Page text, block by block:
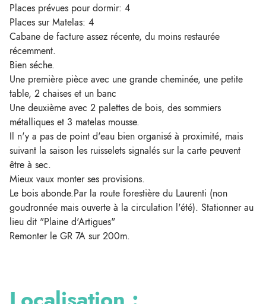
Places prévues pour dormir: 4
Places sur Matelas: 4
Cabane de facture assez récente, du moins restaurée
récemment.
Bien séche.
Une première pièce avec une grande cheminée, une petite
table, 2 chaises et un banc
Une deuxième avec 2 palettes de bois, des sommiers
métalliques et 3 matelas mousse.
Il n'y a pas de point d'eau bien organisé à proximité, mais
suivant la saison les ruisselets signalés sur la carte peuvent
être à sec.
Mieux vaux monter ses provisions.
Le bois abonde.Par la route forestière du Laurenti (non
goudronnée mais ouverte à la circulation l'été). Stationner au
lieu dit "Plaine d'Artigues"
Remonter le GR 7A sur 200m.